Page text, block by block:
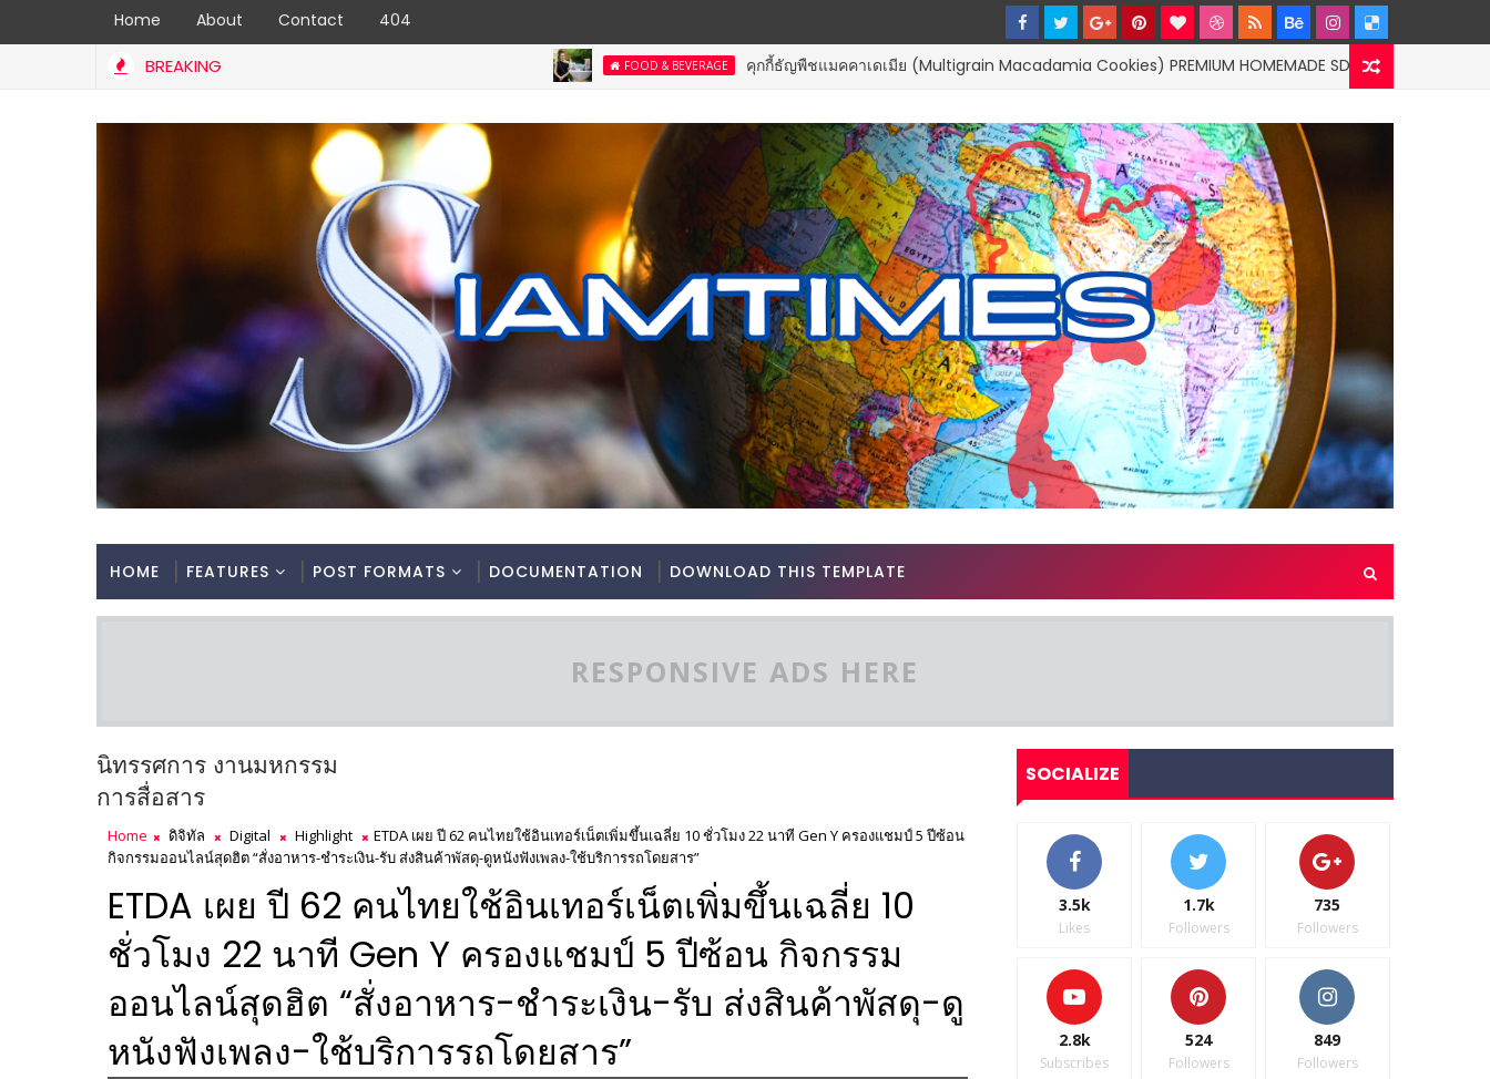
Home About Contact 404
BREAKING FOOD & BEVERAGE คุกกี้ธัญพืชแมคคาเดเมีย (Multigrain Macadamia Cookies) PREMIUM HOMEMADE SDP Bakery by SandyPloi
HOME FEATURES POST FORMATS DOCUMENTATION DOWNLOAD THIS TEMPLATE
RESPONSIVE ADS HERE
นิทรรศการ งานมหกรรม
การสื่อสาร
Home ดิจิทัล Digital Highlight
ETDA เผย ปี 62 คนไทยใช้อินเทอร์เน็ตเพิ่มขึ้นเฉลี่ย 10 ชั่วโมง 22 นาที Gen Y ครองแชมป์ 5 ปีซ้อน
กิจกรรมออนไลน์สุดฮิต “สั่งอาหาร-ชำระเงิน-รับ ส่งสินค้าพัสดุ-ดูหนังฟังเพลง-ใช้บริการรถโดยสาร”
ETDA เผย ปี 62 คนไทยใช้อินเทอร์เน็ตเพิ่มขึ้นเฉลี่ย 10
ชั่วโมง 22 นาที Gen Y ครองแชมป์ 5 ปีซ้อน กิจกรรม
ออนไลน์สุดฮิต “สั่งอาหาร-ชำระเงิน-รับ ส่งสินค้าพัสดุ-ดู
หนังฟังเพลง-ใช้บริการรถโดยสาร”
SOCIALIZE
3.5k
Likes
1.7k
Followers
735
Followers
2.8k
Subscribes
524
Followers
849
Followers